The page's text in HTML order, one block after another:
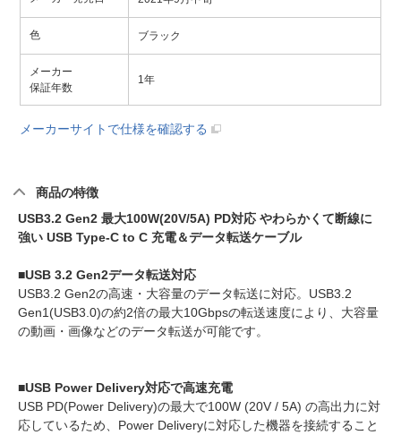
色 ブラック
メーカー
保証年数
1年
メーカーサイトで仕様を確認する
商品の特徴
USB3.2 Gen2 最大100W(20V/5A) PD対応 やわらかくて断線に
強い USB Type-C to C 充電＆データ転送ケーブル
■USB 3.2 Gen2データ転送対応
USB3.2 Gen2の高速・大容量のデータ転送に対応。USB3.2
Gen1(USB3.0)の約2倍の最大10Gbpsの転送速度により、大容量
の動画・画像などのデータ転送が可能です。
■USB Power Delivery対応で高速充電
USB PD(Power Delivery)の最大で100W (20V / 5A) の高出力に対
応しているため、Power Deliveryに対応した機器を接続すること